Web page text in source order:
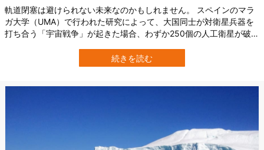
軌道閉塞は避けられない未来なのかもしれません。 スペインのマラ
ガ大学（UMA）で行われた研究によって、大国同士が対衛星兵器を
打ち合う「宇宙戦争」が起きた場合、わずか250個の人工衛星が破壊
ました。 これまで人工衛星の破壊によって発生するスペースデブリ
が一定のしきい値を超えると、新たな人工衛星の破壊とスペースデ
続きを読む